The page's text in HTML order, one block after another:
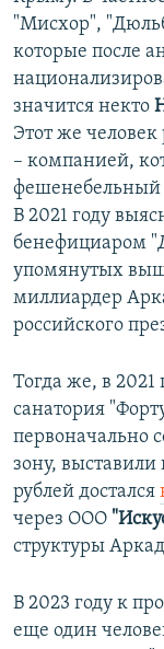
"Мисхор",
которые после
значится некто
Этот же
– компанией,
фешенебельный
В 2021 году
бенефициаром
упомянутых
миллиардер
российского
Тогда же, в 2021
санатория
первоначально
зону,
рублей достался
через ООО
структуры
В 2023 году к
еще один